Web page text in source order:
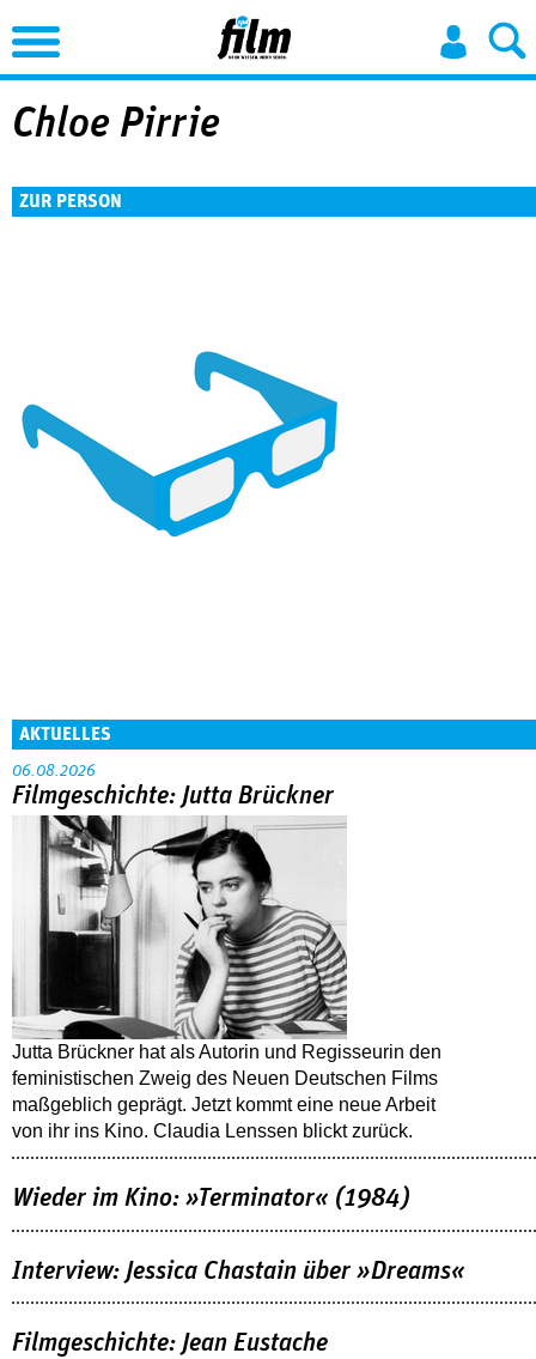
Jump to Navigation
Chloe Pirrie
ZUR PERSON
AKTUELLES
06.08.2026
Filmgeschichte: Jutta Brückner
Jutta Brückner hat als Autorin und Regisseurin den
feministischen Zweig des Neuen Deutschen Films
maßgeblich geprägt. Jetzt kommt eine neue Arbeit
von ihr ins Kino. Claudia Lenssen blickt zurück.
Wieder im Kino: »Terminator« (1984)
Interview: Jessica Chastain über »Dreams«
Filmgeschichte: Jean Eustache